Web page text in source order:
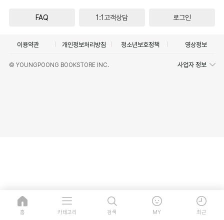
FAQ 1:1고객상담 로그인
이용약관 개인정보처리방침 청소년보호정책 영상정보
© YOUNGPOONG BOOKSTORE INC. 사업자 정보
홈 카테고리 검색 MY 최근